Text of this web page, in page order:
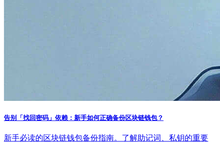
告别「找回密码」依赖：新手如何正确备份区块链钱包？
新手必读的区块链钱包备份指南。了解助记词、私钥的重要